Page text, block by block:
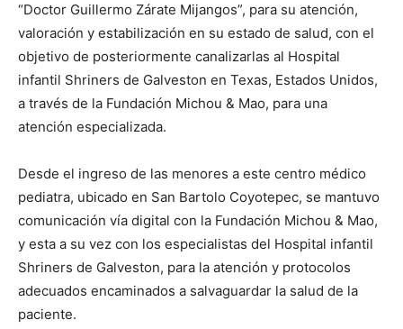
“Doctor Guillermo Zárate Mijangos”, para su atención,
valoración y estabilización en su estado de salud, con el
objetivo de posteriormente canalizarlas al Hospital
infantil Shriners de Galveston en Texas, Estados Unidos,
a través de la Fundación Michou & Mao, para una
atención especializada.
Desde el ingreso de las menores a este centro médico
pediatra, ubicado en San Bartolo Coyotepec, se mantuvo
comunicación vía digital con la Fundación Michou & Mao,
y esta a su vez con los especialistas del Hospital infantil
Shriners de Galveston, para la atención y protocolos
adecuados encaminados a salvaguardar la salud de la
paciente.